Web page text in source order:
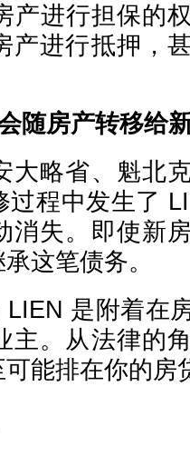
产进行担保
产进行抵押，
随房产转移给
大略省、魁北
过程中发生了
消失。即使新
这笔债务。
是附着在
主。从法律的
能排在你的房